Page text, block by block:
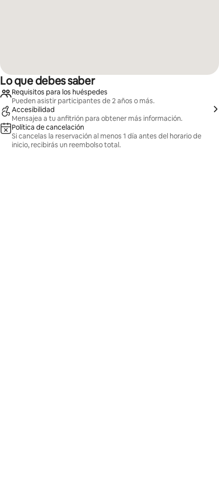
Lo que debes saber
Requisitos para los huéspedes
Pueden asistir participantes de 2 años o más.
Accesibilidad
Mensajea a tu anfitrión para obtener más información.
Política de cancelación
Si cancelas la reservación al menos 1 día antes del horario de
inicio, recibirás un reembolso total.